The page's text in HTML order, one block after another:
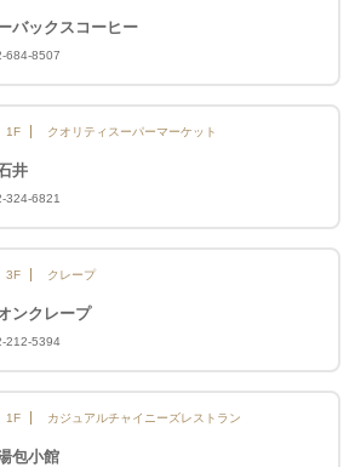
バックスコーヒー
684-8507
1F クオリティスーパーマーケット
井
324-6821
3F クレープ
ンクレープ
212-5394
1F カジュアルチャイニーズレストラン
包小館